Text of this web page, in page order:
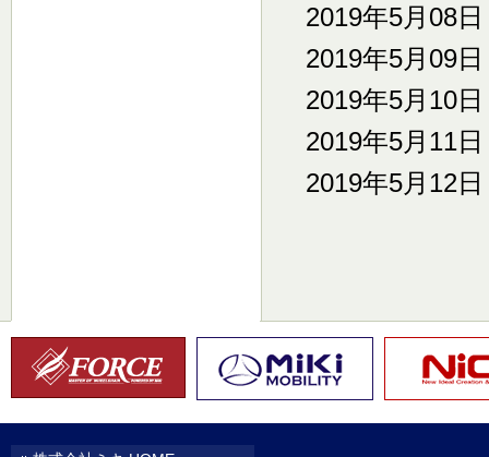
2019年5月08
2019年5月09
2019年5月10
2019年5月11
2019年5月12